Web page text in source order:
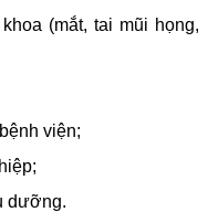
(mắt, tai mũi họng,
viện;
dưỡng.